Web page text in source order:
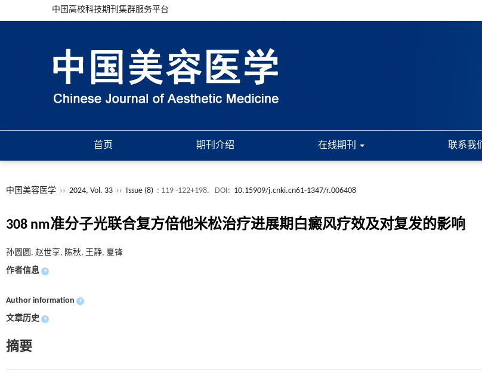
中国高校科技期刊集群服务平台
首页 期刊介绍 在线期刊 联系我们
中国美容医学 ›› 2024, Vol. 33 ›› Issue (8) : 119 -122+198. DOI: 10.15909/j.cnki.cn61-1347/r.006408
308 nm准分子光联合复方倍他米松治疗进展期白癜风疗效及对复发的影响
孙圆圆, 赵世享, 陈秋, 王静, 夏锋
作者信息 +
Author information +
文章历史 +
摘要